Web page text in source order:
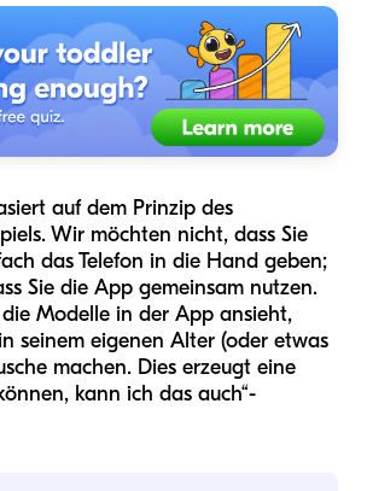
auf dem Prinzip des
Wir möchten nicht, dass Sie
das Telefon in die Hand geben;
Sie die App gemeinsam nutzen.
Modelle in der App ansieht,
seinem eigenen Alter (oder etwas
machen. Dies erzeugt eine
kann ich das auch“-